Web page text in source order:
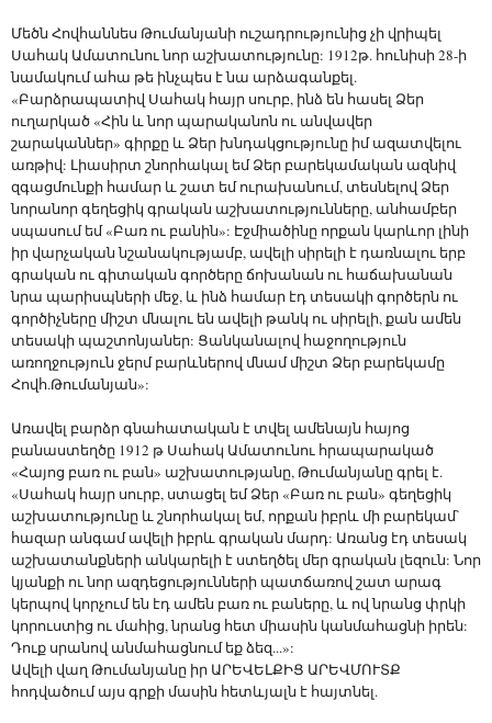
Մեծն Հովհաննես Թումանյանի ուշադրությունից չի վրիպել
Սահակ Ամատունու նոր աշխատությունը: 1912թ. հունիսի 28-ի
նամակում ահա թե ինչպես է նա արձագանքել.
«Բարձրապատիվ Սահակ հայր սուրբ, ինձ են հասել Ձեր
ուղարկած «Հին և նոր պարականոն ու անվավեր
շարականներ» գիրքը և Ձեր խնդակցությունը իմ ազատվելու
առթիվ: Լիասիրտ շնորհակալ եմ Ձեր բարեկամական ազնիվ
զգացմունքի համար և շատ եմ ուրախանում, տեսնելով Ձեր
նորանոր գեղեցիկ գրական աշխատությունները, անհամբեր
սպասում եմ «Բառ ու բանին»: Էջմիածինը որքան կարևոր լինի
իր վարչական նշանակությամբ, ավելի սիրելի է դառնալու երբ
գրական ու գիտական գործերը ճոխանան ու հաճախանան
նրա պարիսպների մեջ, և ինձ համար էդ տեսակի գործերն ու
գործիչները միշտ մնալու են ավելի թանկ ու սիրելի, քան ամեն
տեսակի պաշտոնյաներ: Ցանկանալով հաջողություն
առողջություն ջերմ բարևներով մնամ միշտ Ձեր բարեկամը
Հովհ.Թումանյան»:
Առավել բարձր գնահատական է տվել ամենայն հայոց
բանաստեղծը 1912 թ Սահակ Ամատունու հրապարակած
«Հայոց բառ ու բան» աշխատությանը, Թումանյանը գրել է.
«Սահակ հայր սուրբ, ստացել եմ Ձեր «Բառ ու բան» գեղեցիկ
աշխատությունը և շնորհակալ եմ, որքան իբրև մի բարեկամ՝
հազար անգամ ավելի իբրև գրական մարդ: Առանց էդ տեսակ
աշխատանքների անկարելի է ստեղծել մեր գրական լեզուն: Նոր
կյանքի ու նոր ազդեցությունների պատճառով շատ արագ
կերպով կորչում են էդ ամեն բառ ու բաները, և ով նրանց փրկի
կորուստից ու մահից, նրանց հետ միասին կանմահացնի իրեն:
Դուք սրանով անմահացնում եք ձեզ...»:
Ավելի վաղ Թումանյանը իր ԱՐԵՎԵԼՔԻՑ ԱՐԵՎՄՈՒՏՔ
հոդվածում այս գրքի մասին հետևյալն է հայտնել.